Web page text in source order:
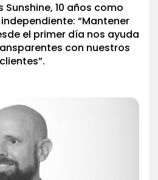
Sunshine, 10 años como
“Mantener
el primer día nos ayuda
con nuestros
clientes”.